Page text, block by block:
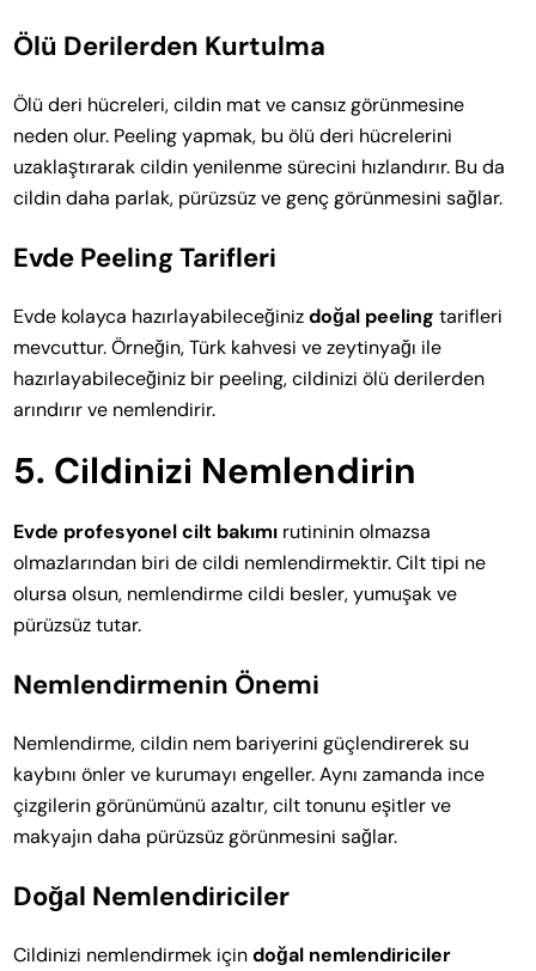
Ölü Derilerden Kurtulma
Ölü deri hücreleri, cildin mat ve cansız görünmesine
neden olur. Peeling yapmak, bu ölü deri hücrelerini
uzaklaştırarak cildin yenilenme sürecini hızlandırır. Bu da
cildin daha parlak, pürüzsüz ve genç görünmesini sağlar.
Evde Peeling Tarifleri
Evde kolayca hazırlayabileceğinizdoğal peeling tarifleri
mevcuttur. Örneğin, Türk kahvesi ve zeytinyağı ile
hazırlayabileceğiniz bir peeling, cildinizi ölü derilerden
arındırır ve nemlendirir.
5. Cildinizi Nemlendirin
Evde profesyonel cilt bakımı rutininin olmazsa
olmazlarından biri de cildi nemlendirmektir. Cilt tipi ne
olursa olsun, nemlendirme cildi besler, yumuşak ve
pürüzsüz tutar.
Nemlendirmenin Önemi
Nemlendirme, cildin nem bariyerini güçlendirerek su
kaybını önler ve kurumayı engeller. Aynı zamanda ince
çizgilerin görünümünü azaltır, cilt tonunu eşitler ve
makyajın daha pürüzsüz görünmesini sağlar.
Doğal Nemlendiriciler
Cildinizi nemlendirmek içindoğal nemlendiriciler